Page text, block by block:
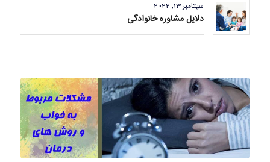
سپتامبر 13, 2022
دلایل مشاوره خانوادگی